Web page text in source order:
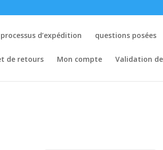
processus d’expédition questions posées
de retours Mon compte Validation